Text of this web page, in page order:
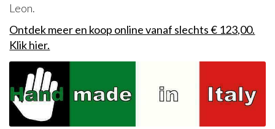
Leon.
Ontdek meer en koop online vanaf slechts € 123,00.
Klik hier.